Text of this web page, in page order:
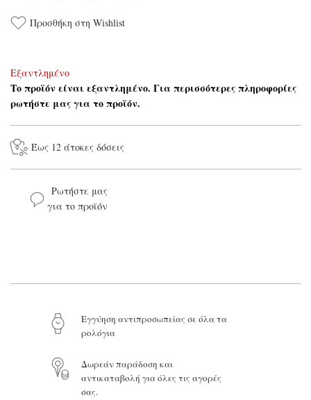
Προσθήκη στη Wishlist
Εξαντλημένο
Το προϊόν είναι εξαντλημένο. Για περισσότερες πληροφορίες
ρωτήστε μας για το προϊόν.
Έως 12 άτοκες δόσεις
Ρωτήστε μας
για το προϊόν
Το μήνυμά σας
Eγγύηση αντιπροσωπείας σε όλα τα
ρολόγια
Δωρεάν παράδοση και
αντικαταβολή για όλες τις αγορές
σας.